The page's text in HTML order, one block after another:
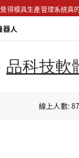
生產管理系統真的不是..
器人
品科技軟
線上人數: